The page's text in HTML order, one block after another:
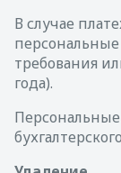
В случае
требования
года).